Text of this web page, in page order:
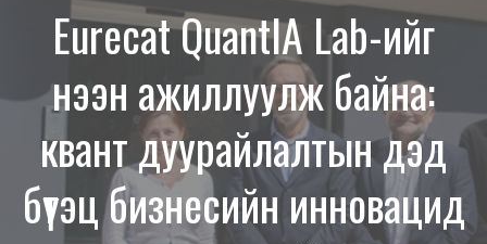
Eurecat QuantIA Lab-ийг
нээн ажиллуулж байна:
квант дуурайлалтын дэд
бүтэц бизнесийн инновацид